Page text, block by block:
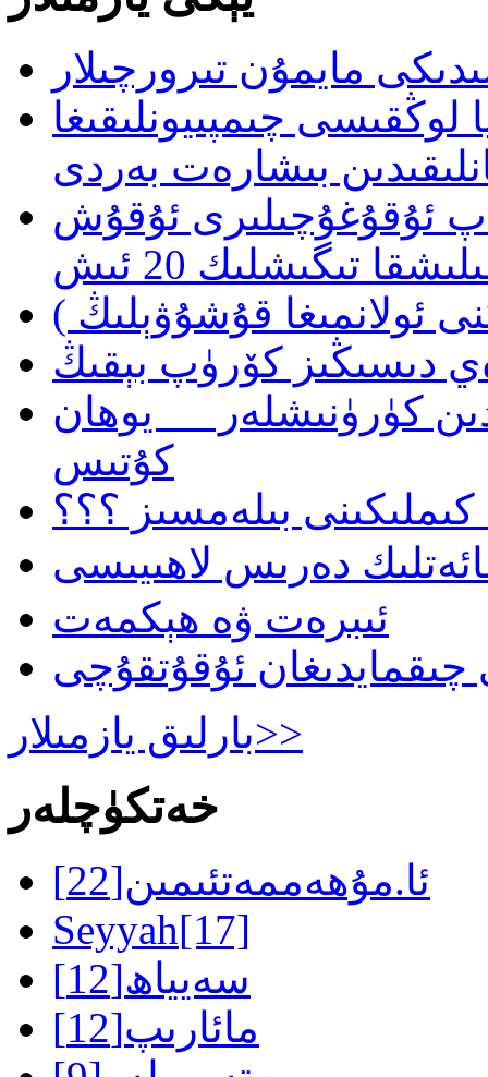
لوڭقىسى چىمپىيونلىقىغا
ئۇقۇغۇچىلىرى ئۇقۇش
ئولانمىغا قۇشۇۋېلىڭ )
كۈرۈنىشلەر __ يوھان
كۇتىس
بىلەمسىز ؟؟؟
ئىبرەت ۋە ھېكمەت
بارلىق يازمىلار>>
خەتكۈچلەر
ئا.مۇھەممەتئىمىن[22]
Seyyah[17]
سەيياھ[12]
مائارىپ[12]